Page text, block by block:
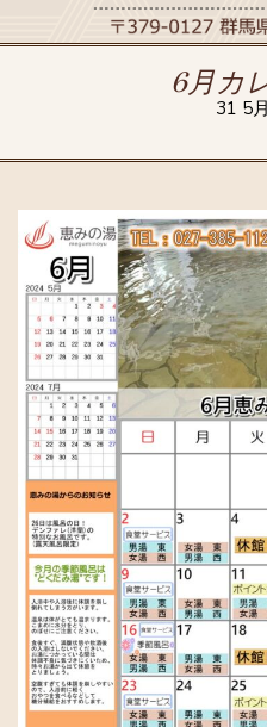
6月カ
31 5